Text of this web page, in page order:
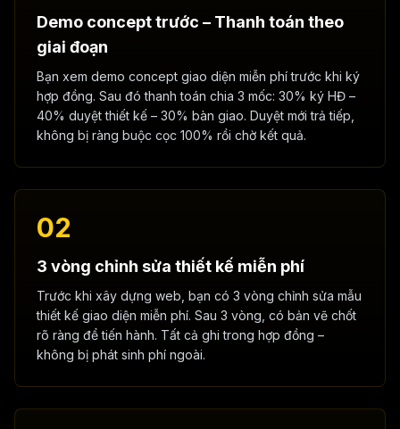
Demo concept trước – Thanh toán theo
giai đoạn
Bạn xem demo concept giao diện miễn phí trước khi ký
hợp đồng. Sau đó thanh toán chia 3 mốc: 30% ký HĐ –
40% duyệt thiết kế – 30% bàn giao. Duyệt mới trả tiếp,
không bị ràng buộc cọc 100% rồi chờ kết quả.
02
3 vòng chỉnh sửa thiết kế miễn phí
Trước khi xây dựng web, bạn có 3 vòng chỉnh sửa mẫu
thiết kế giao diện miễn phí. Sau 3 vòng, có bản vẽ chốt
rõ ràng để tiến hành. Tất cả ghi trong hợp đồng –
không bị phát sinh phí ngoài.